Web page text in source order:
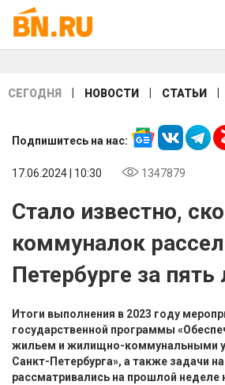
СЕГОДНЯ НОВОСТИ СТАТЬИ
Подпишитесь на нас:
17.06.2024 | 10:30 1347879
Стало известно,
коммуналок
Петербурге за пять
Итоги выполнения в 2023 году
государственной программы
жильем и жилищно-коммунальными
Санкт-Петербурга», а также задачи
рассматривались на прошлой неделе